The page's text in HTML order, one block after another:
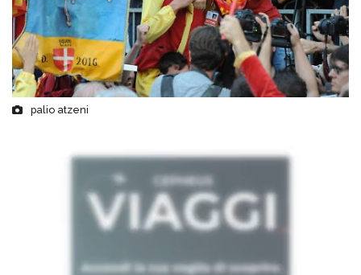
palio atzeni